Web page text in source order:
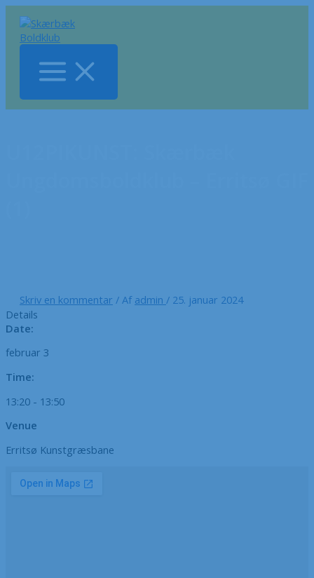
indholdet
Skriv en kommentar / Af admin / 25. januar 2024
Details
Date:
februar 3
Time:
13:20 - 13:50
Venue
Erritsø Kunstgræsbane